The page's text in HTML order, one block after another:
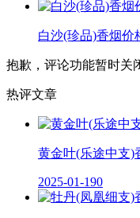
白沙(珍品)香烟价
抱歉，评论功能暂时关
热评文章
黄金叶(乐途中支)
2025-01-190